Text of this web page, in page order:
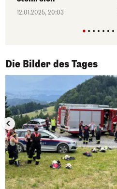
12.01.2025, 20:03
Die Bilder des Tages
1/50